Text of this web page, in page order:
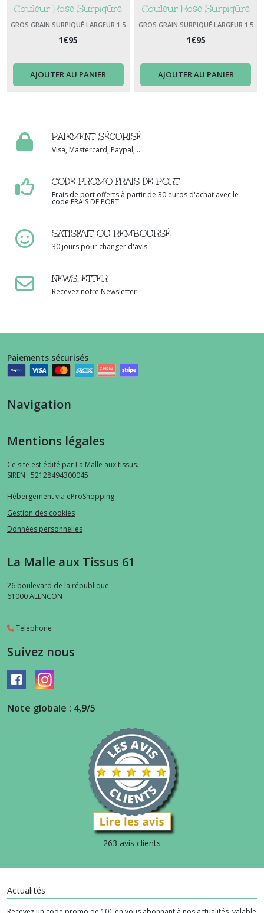
Couleur Rose Surpiqûre
Blanche Largeur 15 mm
GROS GRAIN SURPIQUÉ LARGEUR 1.5
1€95
AJOUTER AU PANIER
Couleur Rose Surpiqûre
Blanche Largeur 15 mm
GROS GRAIN SURPIQUÉ LARGEUR 1.5
1€95
AJOUTER AU PANIER
PAIEMENT SÉCURISÉ
Visa, Mastercard, Paypal, ...
CODE PROMO FRAIS DE PORT
Frais de port offerts à partir de 30 euros d'achat avec le
code FRAIS DE PORT
SATISFAIT OU REMBOURSÉ
30 jours pour changer d'avis
NEWSLETTER
Recevez notre Newsletter
Paiements sécurisés
Navigation
Mentions légales
Ce site est édité par La Malle aux tissus.
SIREN : 52128494300045
Hébergement via eProShopping
Gestion des cookies
Données personnelles
La Malle aux Tissus 61
26 boulevard de la république
61000ALENCON
Téléphone
Suivez nous
Note globale : 4,9/5
263 avis clients
Actualités